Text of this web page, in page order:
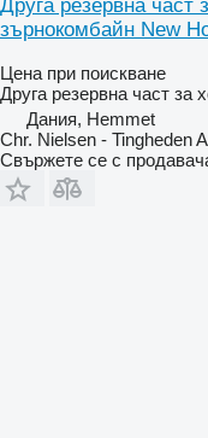
Друга резервна част
зърнокомбайн New
Цена при поискване
Друга резервна част за
Дания, Hemmet
Chr. Nielsen - Tingheden
Свържете се с